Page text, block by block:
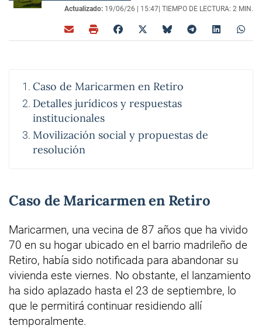
Actualizado: 19/06/26 | 15:47| TIEMPO DE LECTURA: 2 MIN.
Caso de Maricarmen en Retiro
Detalles jurídicos y respuestas
institucionales
Movilización social y propuestas de
resolución
Caso de Maricarmen en Retiro
Maricarmen, una vecina de 87 años que ha vivido
70 en su hogar ubicado en el barrio madrileño de
Retiro, había sido notificada para abandonar su
vivienda este viernes. No obstante, el lanzamiento
ha sido aplazado hasta el 23 de septiembre, lo
que le permitirá continuar residiendo allí
temporalmente.